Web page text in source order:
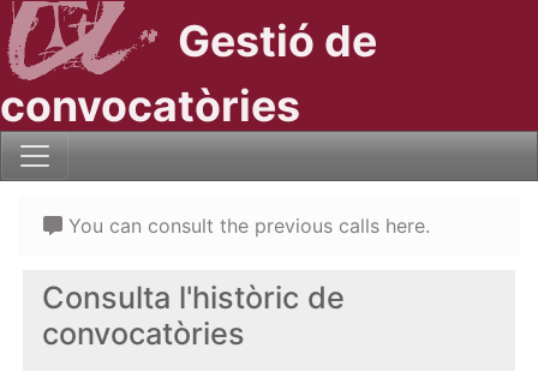
Gestió de
convocatòries
Consulta l'històric de
convocatòries
You can consult the previous calls here.